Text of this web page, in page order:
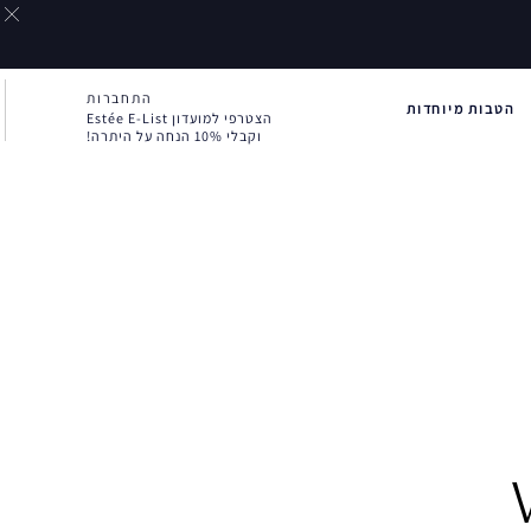
הצטרפי למועדון Estée E-List
וקבלי 10% הנחה על היתרה!
התחברות
הטבות מיוחדות